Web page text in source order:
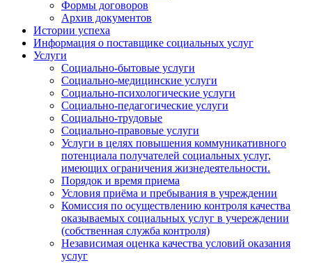
Формы договоров
Архив документов
Истории успеха
Информация о поставщике социальных услуг
Услуги
Социально-бытовые услуги
Социально-медицинские услуги
Социально-психологические услуги
Социально-педагогические услуги
Социально-трудовые
Социально-правовые услуги
Услуги в целях повышения коммуникативного
потенциала получателей социальных услуг,
имеющих ограничения жизнедеятельности.
Порядок и время приема
Условия приёма и пребывания в учреждении
Комиссия по осуществлению контроля качества
оказываемых социальных услуг в учереждении
(собственная служба контроля)
Независимая оценка качества условий оказания
услуг